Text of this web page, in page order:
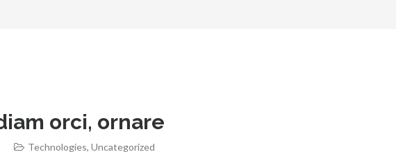
orci, ornare
Technologies, Uncategorized